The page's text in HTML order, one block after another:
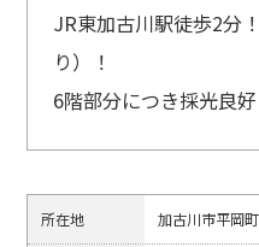
JR東加古川駅徒歩2分
り）！
6階部分につき採光良好
所在地 加古川市平岡